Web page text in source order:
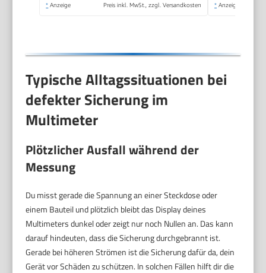
* Anzeige Preis inkl. MwSt., zzgl. Versandkosten * Anzeige
Typische Alltagssituationen bei
defekter Sicherung im
Multimeter
Plötzlicher Ausfall während der
Messung
Du misst gerade die Spannung an einer Steckdose oder
einem Bauteil und plötzlich bleibt das Display deines
Multimeters dunkel oder zeigt nur noch Nullen an. Das kann
darauf hindeuten, dass die Sicherung durchgebrannt ist.
Gerade bei höheren Strömen ist die Sicherung dafür da, dein
Gerät vor Schäden zu schützen. In solchen Fällen hilft dir die